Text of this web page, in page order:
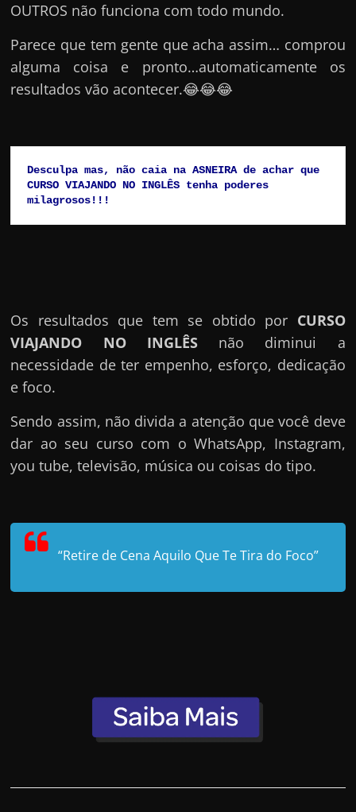
OUTROS não funciona com todo mundo.
Parece que tem gente que acha assim… comprou
alguma coisa e pronto…automaticamente os
resultados vão acontecer.😂😂😂
Desculpa mas, não caia na ASNEIRA de achar que
CURSO VIAJANDO NO INGLÊS tenha poderes
milagrosos!!!
Os resultados que tem se obtido por CURSO
VIAJANDO NO INGLÊSnão diminui a
necessidade de ter empenho, esforço, dedicação
e foco.
Sendo assim, não divida a atenção que você deve
dar ao seu curso com o WhatsApp, Instagram,
you tube, televisão, música ou coisas do tipo.
“Retire de Cena Aquilo Que Te Tira do Foco”